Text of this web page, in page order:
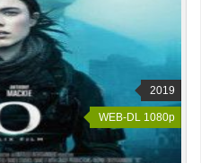
2019
WEB-DL 1080p